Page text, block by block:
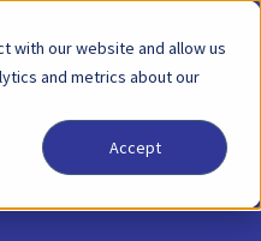
with our website and allow us
and metrics about our
Accept
Spoločnosť